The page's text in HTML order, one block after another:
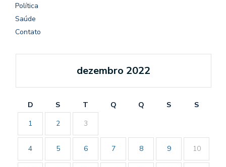
Política
Saúde
Contato
dezembro 2022
D S T Q Q S
S
1
2 3
4 5 6 7 8 9 10